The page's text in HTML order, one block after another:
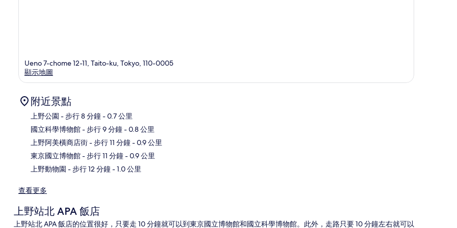
Ueno 7-chome 12-11, Taito-ku, Tokyo, 110-0005
顯示地圖
附近景點
上野公園 - 步行 8 分鐘- 0.7 公里
國立科學博物館- 步行 9 分鐘- 0.8 公里
上野阿美橫商店街- 步行 11 分鐘- 0.9 公里
東京國立博物館- 步行 11 分鐘- 0.9 公里
上野動物園 - 步行 12 分鐘- 1.0 公里
查看更多
上野站北 APA 飯店
上野站北 APA 飯店的位置很好，只要走 10 分鐘就可以到東京國立博物館和國立科學博物館。此外，走路只要 10 分鐘左右就可以